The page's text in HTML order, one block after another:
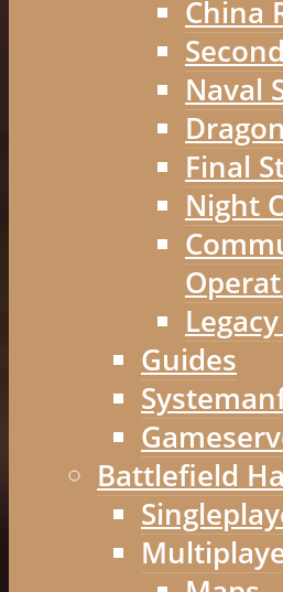
China
Naval
Final
Night
Guides
Battlefield